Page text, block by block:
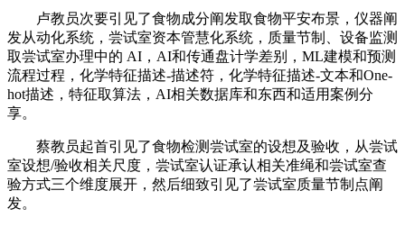
卢教员次要引见了食物成分阐发取食物平安布景，仪器阐
发从动化系统，尝试室资本管慧化系统，质量节制、设备监测
取尝试室办理中的 AI，AI和传通盘计学差别，ML建模和预测
流程过程，化学特征描述-描述符，化学特征描述-文本和One-
hot描述，特征取算法，AI相关数据库和东西和适用案例分
享。
蔡教员起首引见了食物检测尝试室的设想及验收，从尝试
室设想/验收相关尺度，尝试室认证承认相关准绳和尝试室查
验方式三个维度展开，然后细致引见了尝试室质量节制点阐
发。